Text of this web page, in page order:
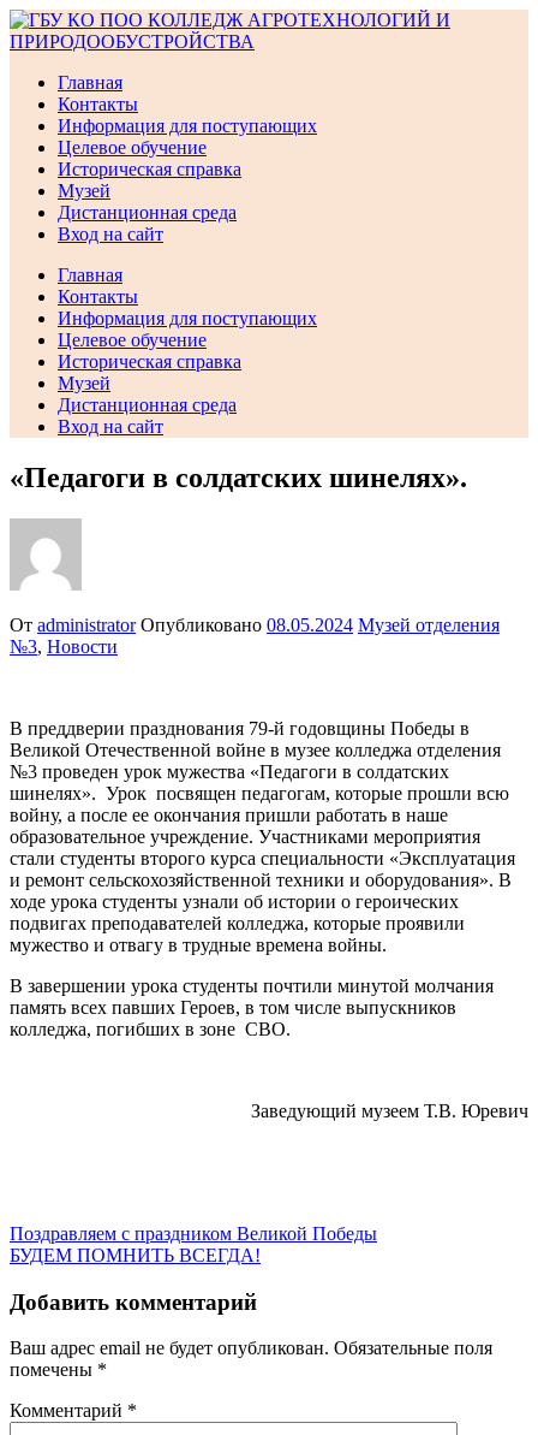
Перейти
к
Главная
Контакты
Информация для поступающих
Целевое обучение
Историческая справка
Музей
Дистанционная среда
Вход на сайт
Главная
Контакты
Информация для поступающих
Целевое обучение
Историческая справка
Музей
Дистанционная среда
Вход на сайт
«Педагоги в солдатских шинелях».
От administrator Опубликовано 08.05.2024 Музей отделения
№3, Новости
В преддверии празднования 79-й годовщины Победы в
Великой Отечественной войне в музее колледжа отделения
№3 проведен урок мужества «Педагоги в солдатских
шинелях». Урок посвящен педагогам, которые прошли всю
войну, а после ее окончания пришли работать в наше
образовательное учреждение. Участниками мероприятия
стали студенты второго курса специальности «Эксплуатация
и ремонт сельскохозяйственной техники и оборудования». В
ходе урока студенты узнали об истории о героических
подвигах преподавателей колледжа, которые проявили
мужество и отвагу в трудные времена войны.
В завершении урока студенты почтили минутой молчания
память всех павших Героев, в том числе выпускников
колледжа, погибших в зоне СВО.
Заведующий музеем Т.В. Юревич
Навигация
по
записям
Поздравляем с праздником Великой Победы
БУДЕМ ПОМНИТЬ ВСЕГДА!
Добавить комментарий
Ваш адрес email не будет опубликован. Обязательные поля
помечены *
Комментарий *